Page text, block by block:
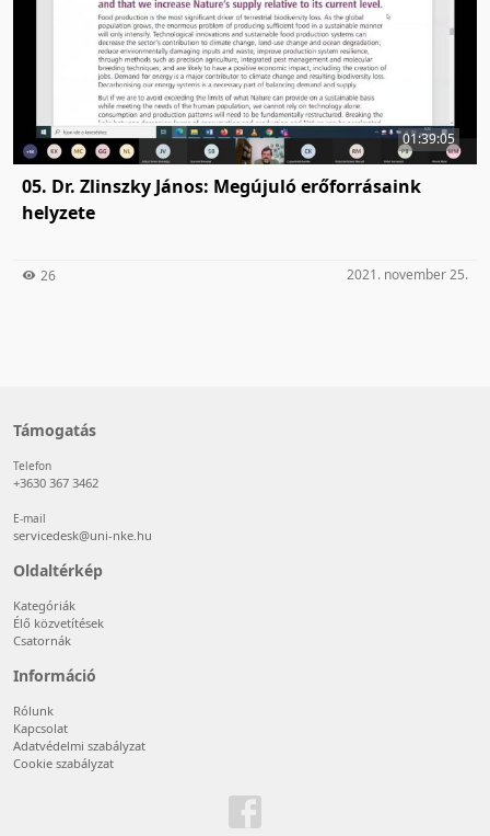
01:39:05
05. Dr. Zlinszky János: Megújuló erőforrásaink
helyzete
26 2021. november 25.
Támogatás
Telefon
+3630 367 3462
E-mail
servicedesk@uni-nke.hu
Oldaltérkép
Kategóriák
Élő közvetítések
Csatornák
Információ
Rólunk
Kapcsolat
Adatvédelmi szabályzat
Cookie szabályzat